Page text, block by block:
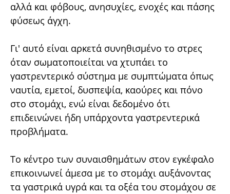
αλλά και φόβους, ανησυχίες, ενοχές και πάσης
φύσεως άγχη.
Γι' αυτό είναι αρκετά συνηθισµένο το στρες
όταν σωµατοποιείται να χτυπάει το
γαστρεντερικό σύστηµα µε συµπτώµατα όπως
ναυτία, εµετοί, δυσπεψία, καούρες και πόνο
στο στοµάχι, ενώ είναι δεδοµένο ότι
επιδεινώνει ήδη υπάρχοντα γαστρεντερικά
προβλήµατα.
Το κέντρο των συναισθηµάτων στον εγκέφαλο
επικοινωνεί άµεσα µε το στοµάχι αυξάνοντας
τα γαστρικά υγρά και τα οξέα του στοµάχου σε